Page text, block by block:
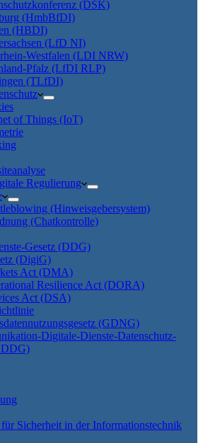
(DSK)
(HmbBfDI)
(HBDI)
(LfD NI)
Westfalen (LDI NRW)
Pfalz (LfDI RLP)
(TLfDI)
of Things (IoT)
Regulierung
(Hinweisgebersystem)
(Chatkontrolle)
Gesetz (DDG)
(DigiG)
Act (DMA)
Resilience Act (DORA)
Act (DSA)
(GDNG)
Digitale-Dienste-Datenschutz-
Sicherheit in der Informationstechnik